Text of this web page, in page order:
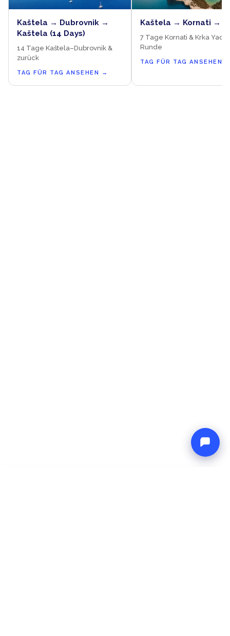
Kaštela → Dubrovnik →
Kaštela (14 Days)
14 Tage Kaštela–Dubrovnik &
zurück
TAG FÜR TAG ANSEHEN →
Kaštela → Kornati →
7 Tage Kornati & Krka
Runde
TAG FÜR TAG ANSEHEN